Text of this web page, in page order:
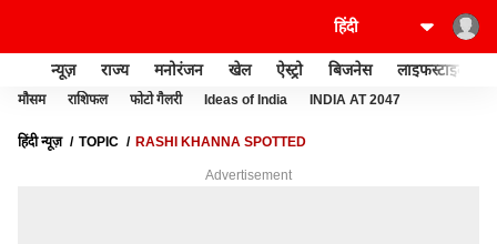
न्यूज़ राज्य मनोरंजन खेल ऐस्ट्रो बिजनेस लाइफस्टाइल
मौसम राशिफल फोटो गैलरी Ideas of India INDIA AT 2047
हिंदी न्यूज़ TOPIC RASHI KHANNA SPOTTED
Advertisement